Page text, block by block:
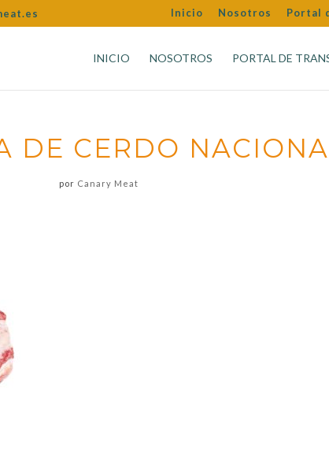
Inicio Nosotros Portal
INICIO NOSOTROS PORTAL DE
DE CERDO
por Canary Meat